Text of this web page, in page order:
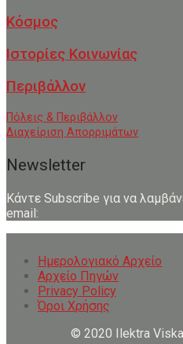
Κόσμος
Ιστορίες Κοινωνίας
Περιβάλλον
Πόλεις & Περιβάλλον
Διαχείριση Απορριμάτων
Newsletter
Κάντε Subscribe για να
email:
Ημερολογιακό Αρχείο
Αρχείο Πηγών
Privacy Policy
Όροι Χρήσης
© 2020 Ilektra